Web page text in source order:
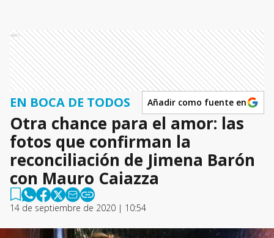
Ads
EN BOCA DE TODOS Añadir como fuente en
Otra chance para el amor: las
fotos que confirman la
reconciliación de Jimena Barón
con Mauro Caiazza
14 de septiembre de 2020 | 10:54